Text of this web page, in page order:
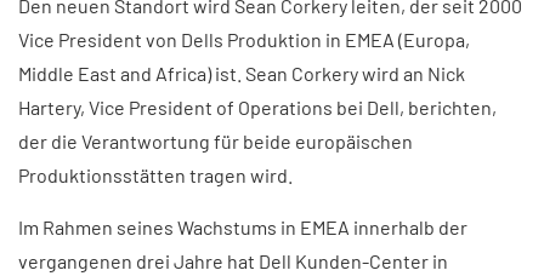
Den neuen Standort wird Sean Corkery leiten, der seit 2000
Vice President von Dells Produktion in EMEA (Europa,
Middle East and Africa) ist. Sean Corkery wird an Nick
Hartery, Vice President of Operations bei Dell, berichten,
der die Verantwortung für beide europäischen
Produktionsstätten tragen wird.
Im Rahmen seines Wachstums in EMEA innerhalb der
vergangenen drei Jahre hat Dell Kunden-Center in